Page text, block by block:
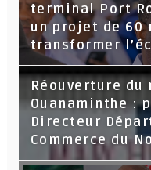
terminal Port
un projet de 60
transformer
Réouverture
Ouanaminthe :
Directeur
Commerce du